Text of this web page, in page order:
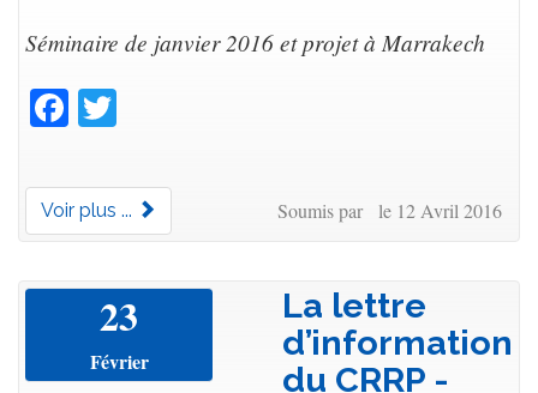
Séminaire de janvier 2016 et projet à Marrakech
Facebook
Voir plus ... Soumis par le 12 Avril 2016
23
Février
La lettre
d’information
du CRRP -